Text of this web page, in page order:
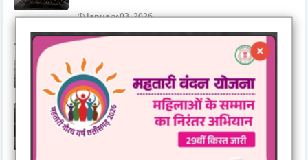
January 03, 2026
घर खरीदने वाले के लिए महत्वपूर्ण जानकारी.......रेरा ने किया अलर्ट
November 03, 2025
गुरुद्वारा दयालबंद बिलासपुर में गुरु अर्जन देव जी के शहीदी दिवस की
तैयारियाँ पूर्ण, सवा महीने के सुखमनी साहिब पाठ का हुआ समापन